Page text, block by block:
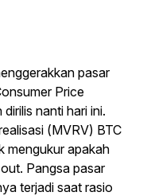
pasar
Price
nanti hari ini.
(MVRV) BTC
mengukur apakah
Pangsa pasar
terjadi saat rasio